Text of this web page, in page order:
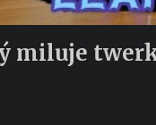
miluje